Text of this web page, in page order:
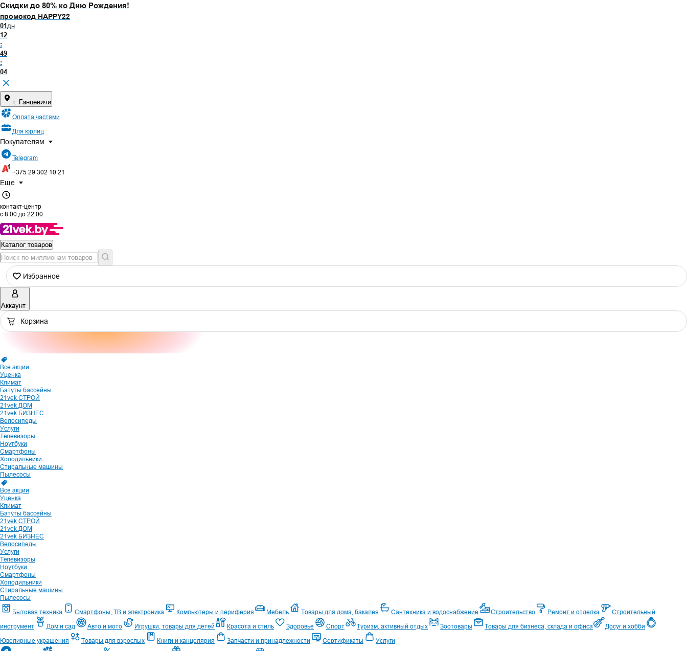
Скидки до 80% ко Дню Рождения!
промокод HAPPY22
01 дн
12
:
49
:
04
г. Ганцевичи
Оплата частями
Для юрлиц
Покупателям
Telegram
+375 29 302 10 21
Еще
контакт-центр
с 8:00 до 22:00
Каталог товаров
Избранное
Аккаунт
Корзина
Все акции
Уценка
Климат
Батуты бассейны
21vek СТРОЙ
21vek ДОМ
21vek БИЗНЕС
Велосипеды
Услуги
Телевизоры
Ноутбуки
Смартфоны
Холодильники
Стиральные машины
Пылесосы
Все акции
Уценка
Климат
Батуты бассейны
21vek СТРОЙ
21vek ДОМ
21vek БИЗНЕС
Велосипеды
Услуги
Телевизоры
Ноутбуки
Смартфоны
Холодильники
Стиральные машины
Пылесосы
Бытовая техника
Смартфоны, ТВ и электроника Компьютеры и периферия Мебель Товары для дома, бакалея Сантехника и водоснабжение Строительство Ремонт и отделка
Строительный
инструмент
Дом и сад Авто и мото Игрушки, товары для детей Красота и стиль Здоровье Спорт Туризм, активный отдых Зоотовары Товары для бизнеса, склада и офиса
Досуг и хобби
Ювелирные украшения
Товары для взрослых Книги и канцелярия Запчасти и принадлежности Сертификаты
Услуги